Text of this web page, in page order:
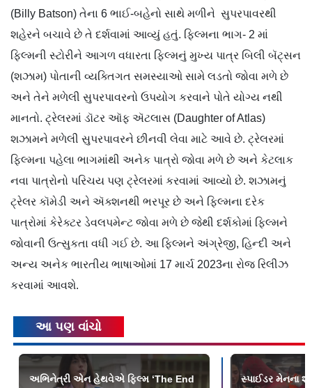
(Billy Batson) તેના 6 ભાઈ-બહેનો સાથે મળીને સુપરપાવરથી
શહેરને બચાવે છે તે દર્શવામાં આવ્યું હતું. ફિલ્મના ભાગ- 2 માં
ફિલ્મની સ્ટોરીને આગળ વધારતા ફિલ્મનું મુખ્ય પાત્ર બિલી બૅટ્સન
(શઝામ) પોતાની વ્યક્તિગત સમસ્યાઓ સામે લડતો જોવા મળે છે
અને તેને મળેલી સુપરપાવરનો ઉપયોગ કરવાને પોતે યોગ્ય નથી
માનતો. ટ્રેલરમાં ડૉટર ઑફ ઍટલાસ (Daughter of Atlas)
શઝામને મળેલી સુપરપાવરને છીનવી લેવા માટે આવે છે. ટ્રેલરમાં
ફિલ્મના પહેલા ભાગમાંથી અનેક પાત્રો જોવા મળે છે અને કેટલાક
નવા પાત્રોનો પરિચય પણ ટ્રેલરમાં કરવામાં આવ્યો છે. શઝામનું
ટ્રેલર કૉમેડી અને ઍક્શનથી ભરપૂર છે અને ફિલ્મના દરેક
પાત્રોમાં કેરેક્ટર ડેવલપમેન્ટ જોવા મળે છે જેથી દર્શકોમાં ફિલ્મને
જોવાની ઉત્સુકતા વધી ગઈ છે. આ ફિલ્મને અંગ્રેજી, હિન્દી અને
અન્ય અનેક ભારતીય ભાષાઓમાં 17 માર્ચ 2023ના રોજ રિલીઝ
કરવામાં આવશે.
આ પણ વાંચો
અભિનેત્રી એન હેથવેએ ફિલ્મ ‘The End
સ્પાઈડર મેનના